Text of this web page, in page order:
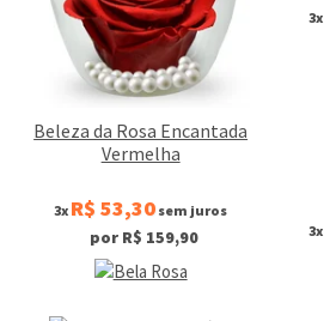
Beleza da Rosa Encantada
Vermelha
3x R$ 53,30 sem juros
por R$ 159,90
3x
3x